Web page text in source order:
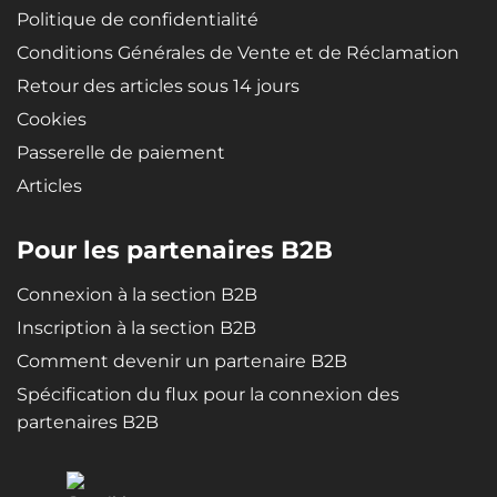
Aucune mèche en coton n'est utilisée pour produire la brume
Politique de confidentialité
Conditions Générales de Vente et de Réclamation
Retour des articles sous 14 jours
Cookies
Passerelle de paiement
Articles
Pour les partenaires B2B
Connexion à la section B2B
Inscription à la section B2B
Comment devenir un partenaire B2B
Spécification du flux pour la connexion des
partenaires B2B